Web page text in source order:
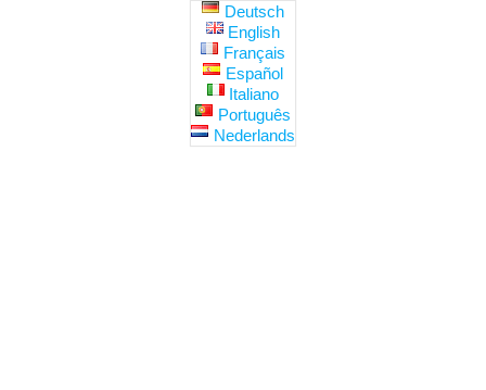
Deutsch
English
Français
Español
Italiano
Português
Nederlands